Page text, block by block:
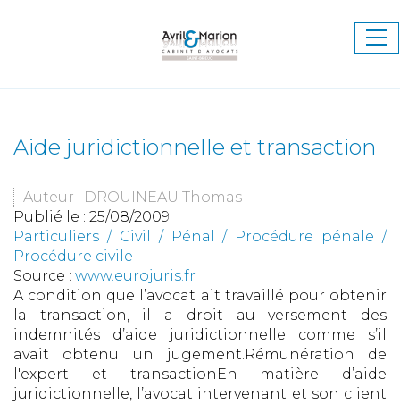
Aide juridictionnelle et transaction
Auteur : DROUINEAU Thomas
Publié le : 25/08/2009
Particuliers / Civil / Pénal / Procédure pénale /
Procédure civile
Source : www.eurojuris.fr
A condition que l’avocat ait travaillé pour obtenir
la transaction, il a droit au versement des
indemnités d’aide juridictionnelle comme s’il
avait obtenu un jugement.Rémunération de
l'expert et transactionEn matière d’aide
juridictionnelle, l’avocat intervenant et son client